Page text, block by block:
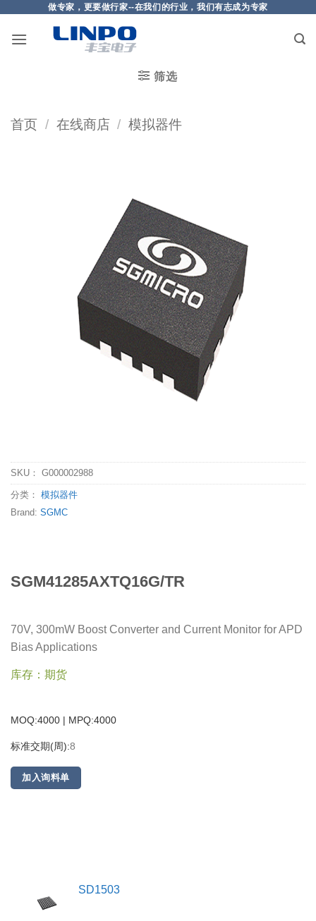
做专家，更要做行家--在我们的行业，我们有志成为专家
筛选
首页 / 在线商店 / 模拟器件
SKU： G000002988
分类： 模拟器件
Brand: SGMC
SGM41285AXTQ16G/TR
70V, 300mW Boost Converter and Current Monitor for APD
Bias Applications
库存：期货
MOQ:4000 | MPQ:4000
标准交期(周):8
加入询料单
SD1503